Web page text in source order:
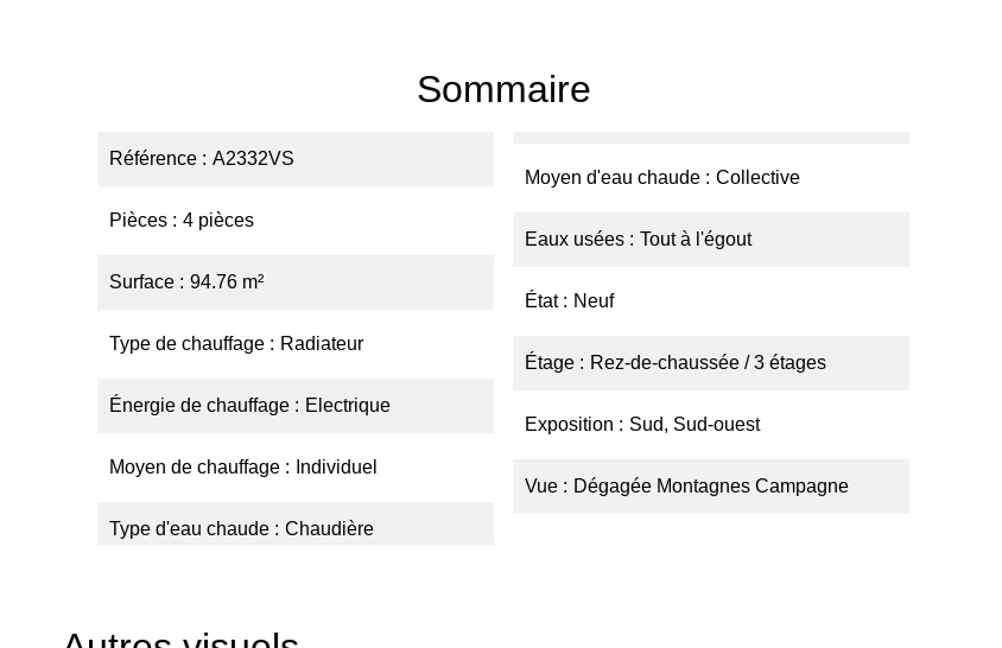
Sommaire
Référence A2332VS
Pièces 4 pièces
Surface 94.76 m²
Type de chauffage Radiateur
Énergie de chauffage Electrique
Moyen de chauffage Individuel
Type d'eau chaude Chaudière
Moyen d'eau chaude Collective
Eaux usées Tout à l'égout
État Neuf
Étage Rez-de-chaussée / 3 étages
Exposition Sud, Sud-ouest
Vue Dégagée Montagnes Campagne